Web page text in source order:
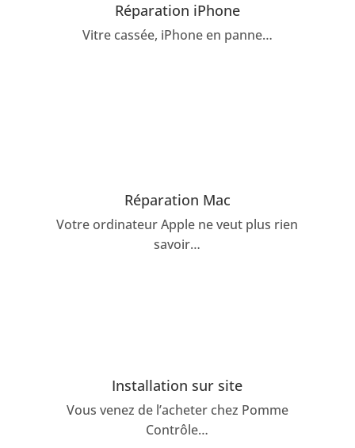
Réparation iPhone
Vitre cassée, iPhone en panne…
Réparation Mac
Votre ordinateur Apple ne veut plus rien
savoir…
Installation sur site
Vous venez de l’acheter chez Pomme
Contrôle…